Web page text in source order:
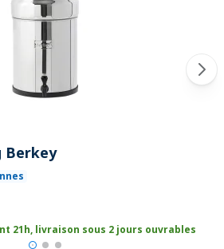
Berkey
21h, livraison sous 2 jours ouvrables